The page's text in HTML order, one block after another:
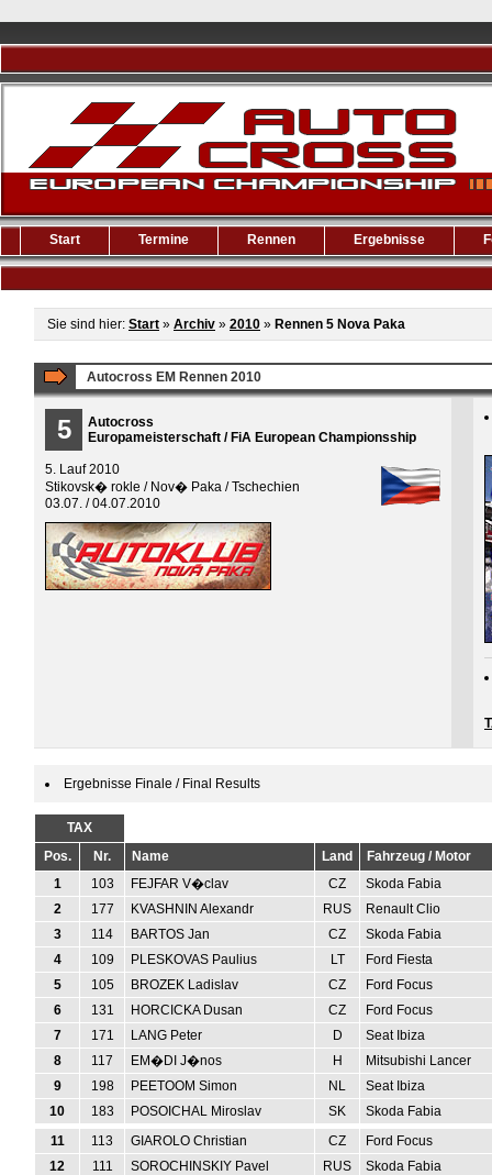
Start Termine Rennen Ergebnisse
Sie sind hier: Start » Archiv » 2010 » Rennen 5 Nova Paka
Autocross EM Rennen 2010
5
Autocross
Europameisterschaft / FiA European Championsship
5. Lauf 2010
Stikovsk� rokle / Nov� Paka / Tschechien
03.07. / 04.07.2010
Ergebnisse Finale / Final Results
TAX
Pos.
Nr. Name Land
Fahrzeug / Motor
1
103 FEJFAR V�clav CZ
Skoda Fabia
2
177 KVASHNIN Alexandr RUS
Renault Clio
3
114 BARTOS Jan CZ
Skoda Fabia
4
109 PLESKOVAS Paulius LT
Ford Fiesta
5
105 BROZEK Ladislav CZ
Ford Focus
6
131 HORCICKA Dusan CZ
Ford Focus
7
171 LANG Peter D
Seat Ibiza
8
117 EM�DI J�nos H
Mitsubishi Lancer
9
198 PEETOOM Simon NL
Seat Ibiza
10
183 POSOICHAL Miroslav SK
Skoda Fabia
11
113 GIAROLO Christian CZ
Ford Focus
12
111 SOROCHINSKIY Pavel RUS Skoda Fabia